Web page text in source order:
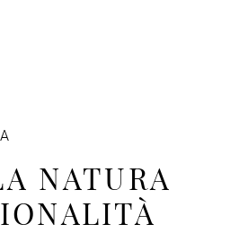
NATURA